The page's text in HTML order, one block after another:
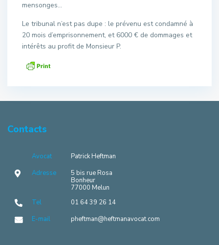
mensonges…
Le tribunal n’est pas dupe : le prévenu est condamné à
20 mois d’emprisonnement, et 6000 € de dommages et
intérêts au profit de Monsieur P.
Contacts
Avocat
Patrick Heftman
Adresse
5 bis rue Rosa
Bonheur
77000 Melun
Tel
01 64 39 26 14
E-mail
pheftman@heftmanavocat.com